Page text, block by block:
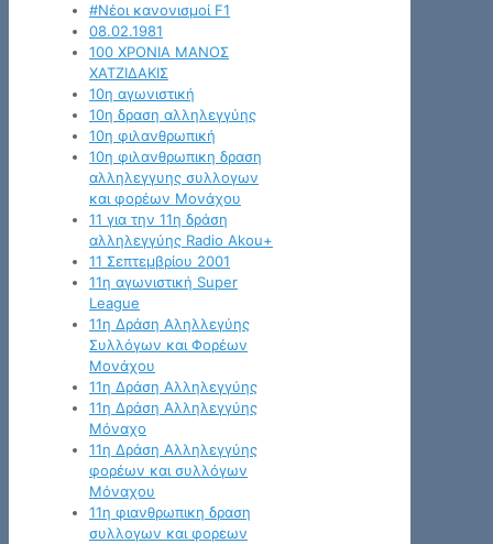
#Νέοι κανονισμοί F1
08.02.1981
100 ΧΡΟΝΙΑ ΜΑΝΟΣ
ΧΑΤΖΙΔΑΚΙΣ
10η αγωνιστική
10η δραση αλληλεγγύης
10η φιλανθρωπική
10η φιλανθρωπικη δραση
αλληλεγγυης συλλογων
και φορέων Μονάχου
11 για την 11η δράση
αλληλεγγύης Radio Akou+
11 Σεπτεμβρίου 2001
11η αγωνιστική Super
League
11η Δράση Αληλλεγύης
Συλλόγων και Φορέων
Μονάχου
11η Δράση Αλληλεγγύης
11η Δράση Αλληλεγγύης
Μόναχο
11η Δράση Αλληλεγγύης
φορέων και συλλόγων
Μόναχου
11η φιανθρωπικη δραση
συλλογων και φορεων